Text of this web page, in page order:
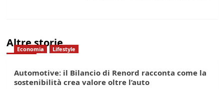
Altre storie
Economia Lifestyle
Automotive: il Bilancio di Renord racconta come la
sostenibilità crea valore oltre l’auto